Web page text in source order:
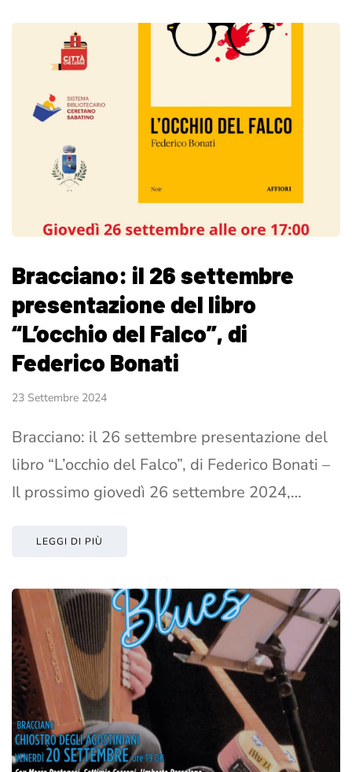
Bracciano: il 26 settembre
presentazione del libro
“L’occhio del Falco”, di
Federico Bonati
23 Settembre 2024
Bracciano: il 26 settembre presentazione del
libro “L’occhio del Falco”, di Federico Bonati –
Il prossimo giovedì 26 settembre 2024,…
LEGGI DI PIÙ